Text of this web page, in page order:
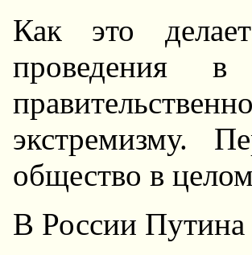
Как это
проведения
экстремизму.
общество в
В России Путина